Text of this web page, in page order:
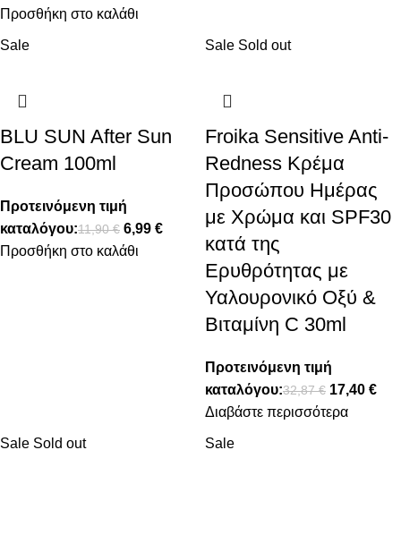
Προσθήκη στο καλάθι
Sale
BLU SUN After Sun
Cream 100ml
Προτεινόμενη τιμή
καταλόγου:11,90€ 6,99 €
Προσθήκη στο καλάθι
Sale Sold out
Froika Sensitive Anti-
Redness Κρέμα
Προσώπου Ημέρας
με Χρώμα και SPF30
κατά της
Ερυθρότητας με
Υαλουρονικό Οξύ &
Βιταμίνη C 30ml
Προτεινόμενη τιμή
καταλόγου:32,87€ 17,40 €
Διαβάστε περισσότερα
Sale Sold out Sale